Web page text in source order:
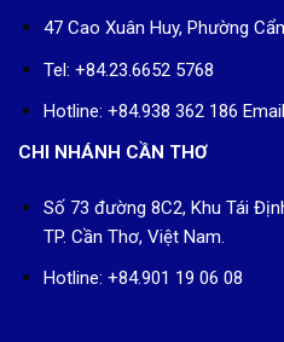
47 Cao Xuân Huy, Phường
Tel: +84.23.6652 5768
Hotline: +84.938 362 186
CHI NHÁNH CẦN THƠ
Số 73 đường 8C2, Khu Tái
TP. Cần Thơ, Việt Nam.
Hotline: +84.901 19 06 08